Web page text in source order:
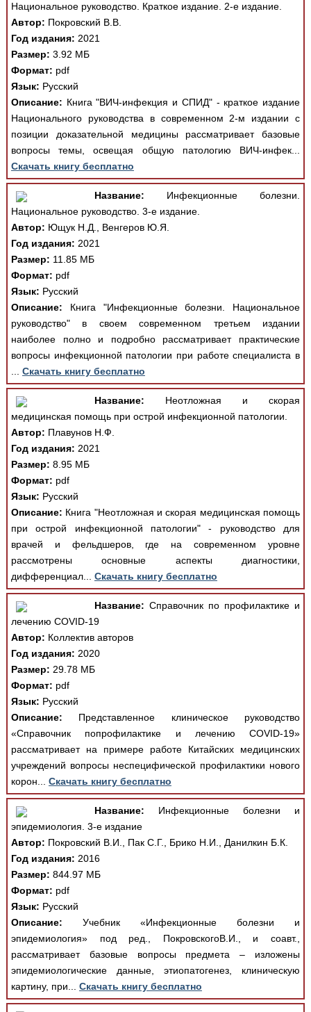
Национальное руководство. Краткое издание. 2-е издание.
Автор: Покровский В.В.
Год издания: 2021
Размер: 3.92 МБ
Формат: pdf
Язык: Русский
Описание: Книга "ВИЧ-инфекция и СПИД" - краткое издание
Национального руководства в современном 2-м издании с
позиции доказательной медицины рассматривает базовые
вопросы темы, освещая общую патологию ВИЧ-инфек...
Скачать книгу бесплатно
Название: Инфекционные болезни.
Национальное руководство. 3-е издание.
Автор: Ющук Н.Д., Венгеров Ю.Я.
Год издания: 2021
Размер: 11.85 МБ
Формат: pdf
Язык: Русский
Описание: Книга "Инфекционные болезни. Национальное
руководство" в своем современном третьем издании
наиболее полно и подробно рассматривает практические
вопросы инфекционной патологии при работе специалиста в
Скачать книгу бесплатно
Название: Неотложная и скорая
медицинская помощь при острой инфекционной патологии.
Автор: Плавунов Н.Ф.
Год издания: 2021
Размер: 8.95 МБ
Формат: pdf
Язык: Русский
Описание: Книга "Неотложная и скорая медицинская помощь
при острой инфекционной патологии" - руководство для
врачей и фельдшеров, где на современном уровне
рассмотрены основные аспекты диагностики,
дифференциал... Скачать книгу бесплатно
Название: Справочник по профилактике и
лечению COVID-19
Автор: Коллектив авторов
Год издания: 2020
Размер: 29.78 МБ
Формат: pdf
Язык: Русский
Описание: Представленное клиническое руководство
«Справочник попрофилактике и лечению COVID-19»
рассматривает на примере работе Китайских медицинских
учреждений вопросы неспецифической профилактики нового
корон... Скачать книгу бесплатно
Название: Инфекционные болезни и
эпидемиология. 3-е издание
Автор: Покровский В.И., Пак С.Г., Брико Н.И., Данилкин Б.К.
Год издания: 2016
Размер: 844.97 МБ
Формат: pdf
Язык: Русский
Описание: Учебник «Инфекционные болезни и
эпидемиология» под ред., ПокровскогоВ.И., и соавт.,
рассматривает базовые вопросы предмета – изложены
эпидемиологические данные, этиопатогенез, клиническую
картину, при... Скачать книгу бесплатно